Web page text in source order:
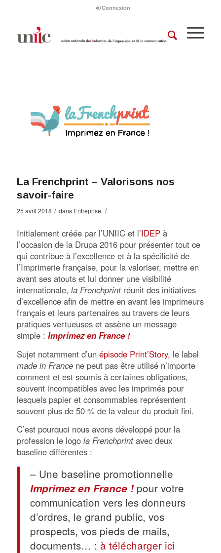
Connexion
La Frenchprint – Valorisons nos
savoir-faire
25 avril 2018 / dans Entreprise /
Initialement créée par l’UNIIC et l’IDEPà
l’occasion de la Drupa 2016 pour présenter tout ce
qui contribue à l’excellence et à la spécificité de
l’Imprimerie française, pour la valoriser, mettre en
avant ses atouts et lui donner une visibilité
internationale, la Frenchprintréunit des initiatives
d’excellence afin de mettre en avant les imprimeurs
français et leurs partenaires au travers de leurs
pratiques vertueuses et assène un message
simple : Imprimez en France !
Sujet notamment d’un épisode Print’Story, le label
made in Francene peut pas être utilisé n’importe
comment et est soumis à certaines obligations,
souvent incompatibles avec les imprimés pour
lesquels papier et consommables représentent
souvent plus de 50 % de la valeur du produit fini.
C’est pourquoi nous avons développé pour la
profession le logo la Frenchprintavec deux
baseline différentes :
– Une baseline promotionnelle
Imprimez en France !pour votre
communication vers les donneurs
d’ordres, le grand public, vos
prospects, vos pieds de mails,
documents… : à télécharger ici